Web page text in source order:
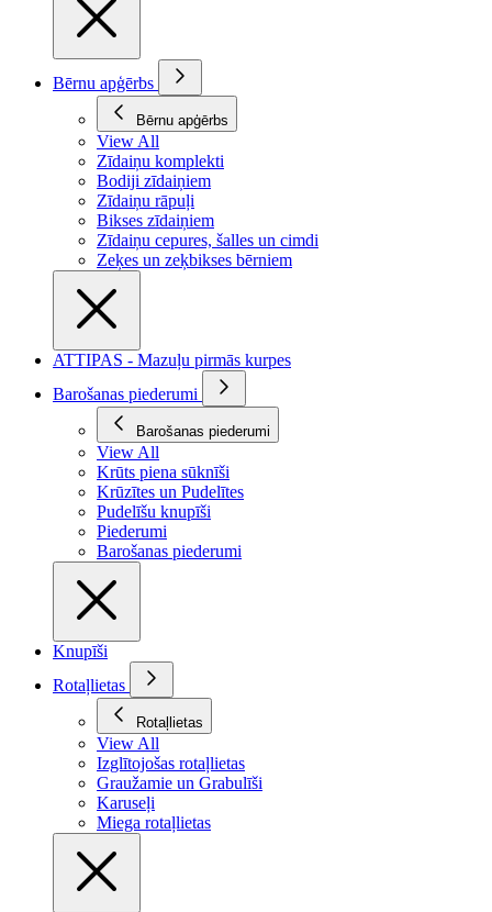
Bērnu apģērbs
Bērnu apģērbs
View All
Zīdaiņu komplekti
Bodiji zīdaiņiem
Zīdaiņu rāpuļi
Bikses zīdaiņiem
Zīdaiņu cepures, šalles un cimdi
Zeķes un zeķbikses bērniem
ATTIPAS - Mazuļu pirmās kurpes
Barošanas piederumi
Barošanas piederumi
View All
Krūts piena sūknīši
Krūzītes un Pudelītes
Pudelīšu knupīši
Piederumi
Barošanas piederumi
Knupīši
Rotaļlietas
Rotaļlietas
View All
Izglītojošas rotaļlietas
Graužamie un Grabulīši
Karuseļi
Miega rotaļlietas